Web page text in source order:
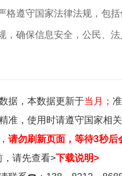
格遵守国家法律法规，包
，确保信息安全，公民、法
据，本数据更新于当月；
准，使用时请遵守国家相关
请勿刷新页面，等待3秒后
，请先查看>下载说明>